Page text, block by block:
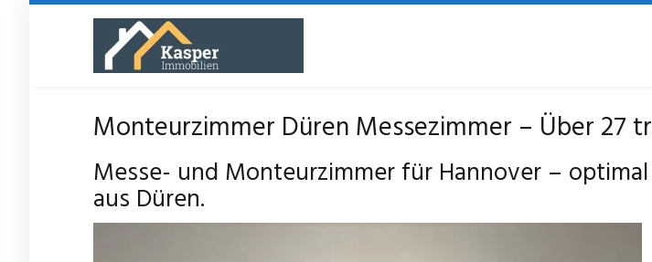
Monteurzimmer Düren Messezimmer – Über 27
Messe- und Monteurzimmer für Hannover –
aus Düren.